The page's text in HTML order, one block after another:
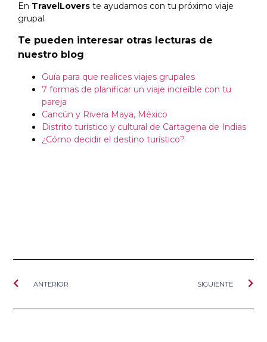
En TravelLovers te ayudamos con tu próximo viaje
grupal.
Te pueden interesar otras lecturas de
nuestro blog
Guía para que realices viajes grupales
7 formas de planificar un viaje increíble con tu
pareja
Cancún y Rivera Maya, México
Distrito turístico y cultural de Cartagena de Indias
¿Cómo decidir el destino turístico?
ANTERIOR SIGUIENTE